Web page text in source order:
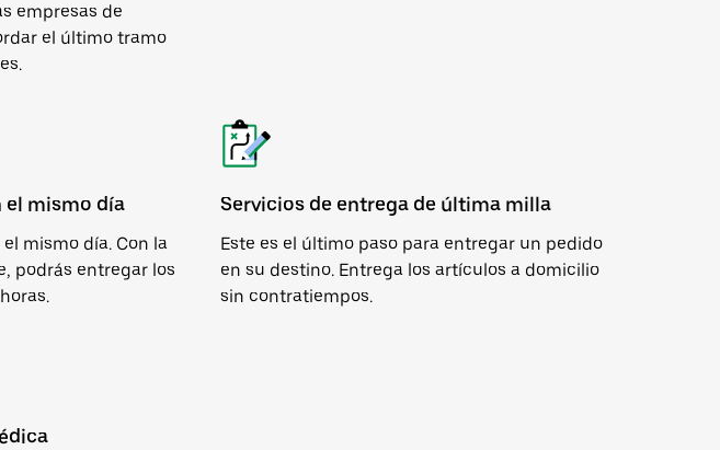
empresas de
el último tramo
el mismo día
mismo día. Con la
podrás entregar los
Servicios de entrega de última milla
Este es el último paso para entregar un pedido
en su destino. Entrega los artículos a domicilio
sin contratiempos.